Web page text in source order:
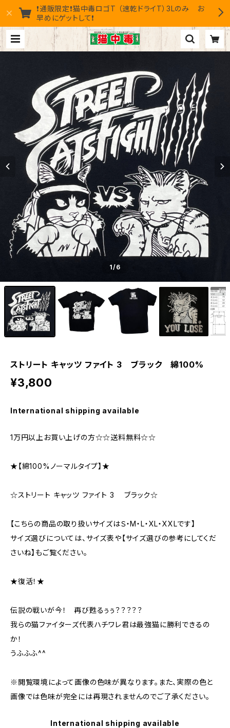
❗通販限定❗猫中毒ロゴT （速乾ドライT）3Lのみ お
早めにゲットして❗
1/6
ストリート キャッツ ファイト 3 ブラック 綿100%
¥3,800
International shipping available
1万円以上お買い上げの方☆☆送料無料☆☆
★【綿100%ノーマルタイプ】★
☆ストリート キャッツ ファイト 3 ブラック☆
【こちらの商品の取り扱いサイズはＳ・M・L・XL・XXLです】
サイズ選びについては、サイズ表や【サイズ選びの参考にしてくだ
さいね】もご覧ください。
★復活！★
伝説の戦いが今！ 再び甦るぅぅ？？？？？
我らの猫ファイターズ代表ハチワレ君は最強猫に勝利できるの
か！
うふふふ^^
※閲覧環境によって画像の色味が異なります。また、実際の色と
画像では色味が完全には再現されませんのでご了承ください。
International shipping available